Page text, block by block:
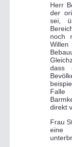
Herr
der
sei,
noch
dass
Falle
direkt
Frau
eine